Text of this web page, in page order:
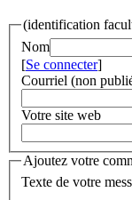
(identification
Nom
[Se connecter]
Courriel (non
Votre site web
Ajoutez votre
Texte de votre